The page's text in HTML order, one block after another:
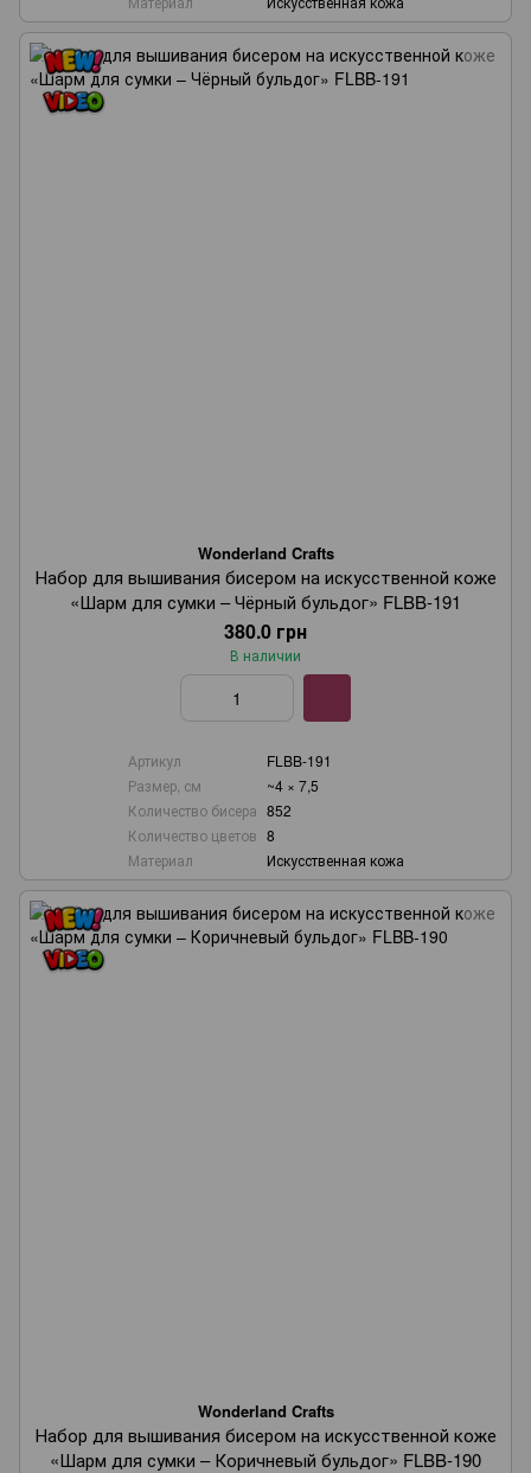
Wonderland Crafts
Набор для вышивания бисером на искусственной коже
«Шарм для сумки – Чёрный бульдог» FLBB-191
380.0 грн
В наличии
Артикул
FLBB-191
Размер, см
~4 × 7,5
Количество бисера 852
Количество цветов 8
Материал
Искусственная кожа
Wonderland Crafts
Набор для вышивания бисером на искусственной коже
«Шарм для сумки – Коричневый бульдог» FLBB-190